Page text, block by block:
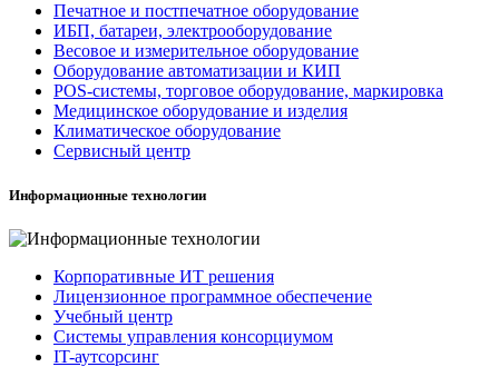
Печатное и постпечатное оборудование
ИБП, батареи, электрооборудование
Весовое и измерительное оборудование
Оборудование автоматизации и КИП
POS-системы, торговое оборудование, маркировка
Медицинское оборудование и изделия
Климатическое оборудование
Сервисный центр
Информационные технологии
Корпоративные ИТ решения
Лицензионное программное обеспечение
Учебный центр
Системы управления консорциумом
IT-аутсорсинг